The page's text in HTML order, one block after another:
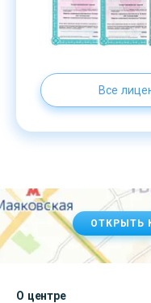
Все
ОТКРЫТЬ
О центре